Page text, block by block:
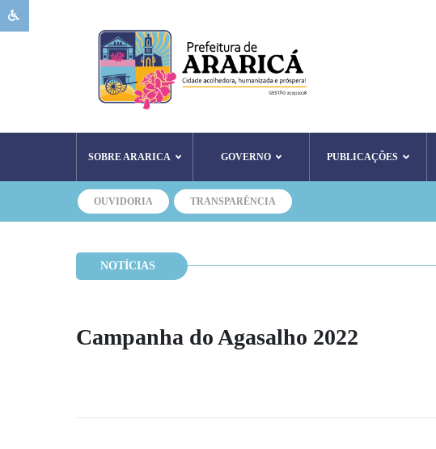
SOBRE ARARICA GOVERNO PUBLICAÇÕES
OUVIDORIA TRANSPARÊNCIA
NOTÍCIAS
Campanha do Agasalho 2022